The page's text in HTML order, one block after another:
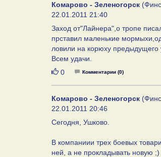
Комарово - Зеленогорск
22.01.2011 21:40
Заход от"Лайнера",о тропе
прставил маленькие
ловили на корюху предыдущего
Всем удачи.
Нравится
0 Комментарии (0)
Комарово - Зеленогорск
22.01.2011 20:46
Сегодня, Ушково.
В компаниии трех боевых
ней, а не прокладывать новую